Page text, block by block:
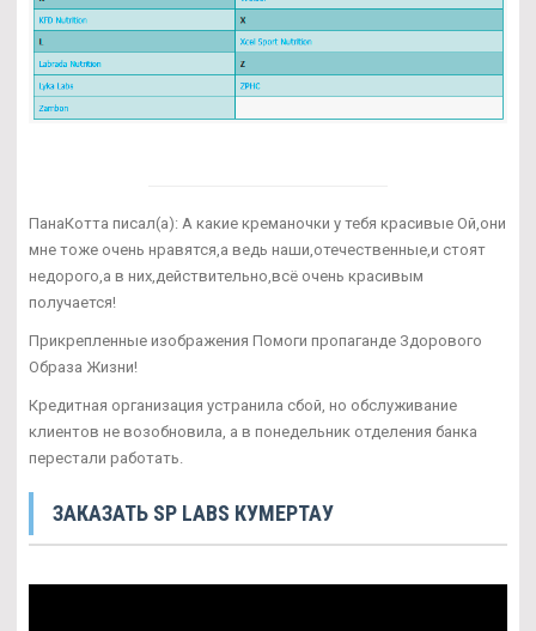
ПанаКотта писал(а): А какие креманочки у тебя красивые Ой,они
мне тоже очень нравятся,а ведь наши,отечественные,и стоят
недорого,а в них,действительно,всё очень красивым
получается!
Прикрепленные изображения Помоги пропаганде Здорового
Образа Жизни!
Кредитная организация устранила сбой, но обслуживание
клиентов не возобновила, а в понедельник отделения банка
перестали работать.
ЗАКАЗАТЬ SP LABS КУМЕРТАУ